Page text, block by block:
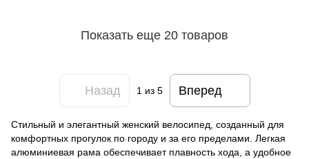
Показать еще 20 товаров
Назад 1из 5 Вперед
Стильный и элегантный женский велосипед, созданный для
комфортных прогулок по городу и за его пределами. Легкая
алюминиевая рама обеспечивает плавность хода, а удобное